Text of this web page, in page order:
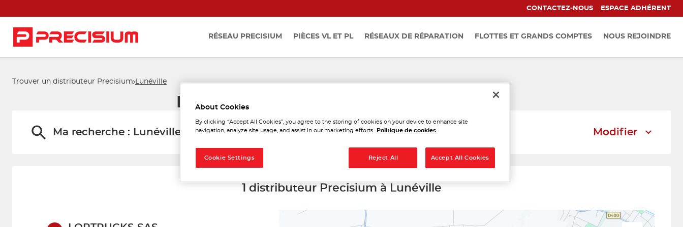
CONTACTEZ-NOUS ESPACE ADHÉRENT
RÉSEAU PRECISIUM PIÈCES VL ET PL RÉSEAUX DE RÉPARATION FLOTTES ET GRANDS COMPTES NOUS REJOINDRE
Trouver un distributeur Precisium Lunéville
Les distributeurs Precisium à Lunéville
Ma recherche : Lunéville Modifier
1 distributeur Precisium à Lunéville
About Cookies
By clicking “Accept All Cookies”, you agree to the storing of cookies on your device to enhance site
navigation, analyze site usage, and assist in our marketing efforts.
Politique de cookies
Reject All Accept All Cookies
Cookie Settings